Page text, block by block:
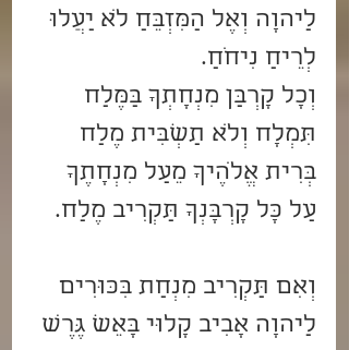
לַיהוָה וְאֶל הַמִּזְבֵּחַ לֹא יַעֲלוּ
לְרֵיחַ נִיחֹחַ.
וְכָל קָרְבַּן מִנְחָתְךָ בַּמֶּלַח
תִּמְלָח וְלֹא תַשְׁבִּית מֶלַח
בְּרִית אֱלֹהֶיךָ מֵעַל מִנְחָתֶךָ
עַל כָּל קָרְבָּנְךָ תַּקְרִיב מֶלַח.
וְאִם תַּקְרִיב מִנְחַת בִּכּוּרִים
לַיהוָה אָבִיב קָלוּי בָּאֵשׁ גֶּרֶשׂ